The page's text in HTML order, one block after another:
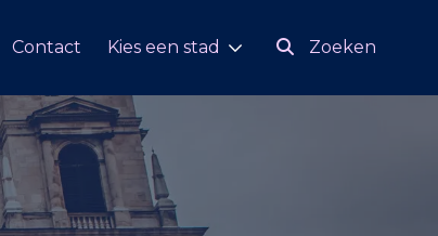
Contact Kies een stad Zoeken